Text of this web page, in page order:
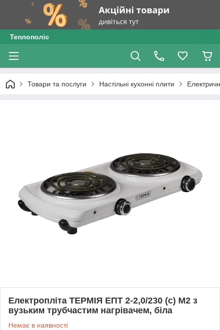
Теплополіс
Товари та послуги Настільні кухонні плити
Електропліта ТЕРМІЯ ЕПТ 2-2,0/230 (с) М2 з
вузьким трубчастим нагрівачем, біла
Немає в наявності